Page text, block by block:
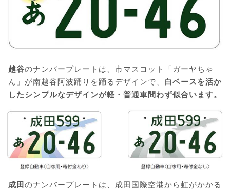
越谷のナンバープレートは、市マスコット「ガーヤちゃ
ん」が南越谷阿波踊りを踊るデザインで、 白ベースを活か
したシンプルなデザインが軽・普通車問わず似合います。
成田 のナンバープレートは、成田国際空港から虹がかかる